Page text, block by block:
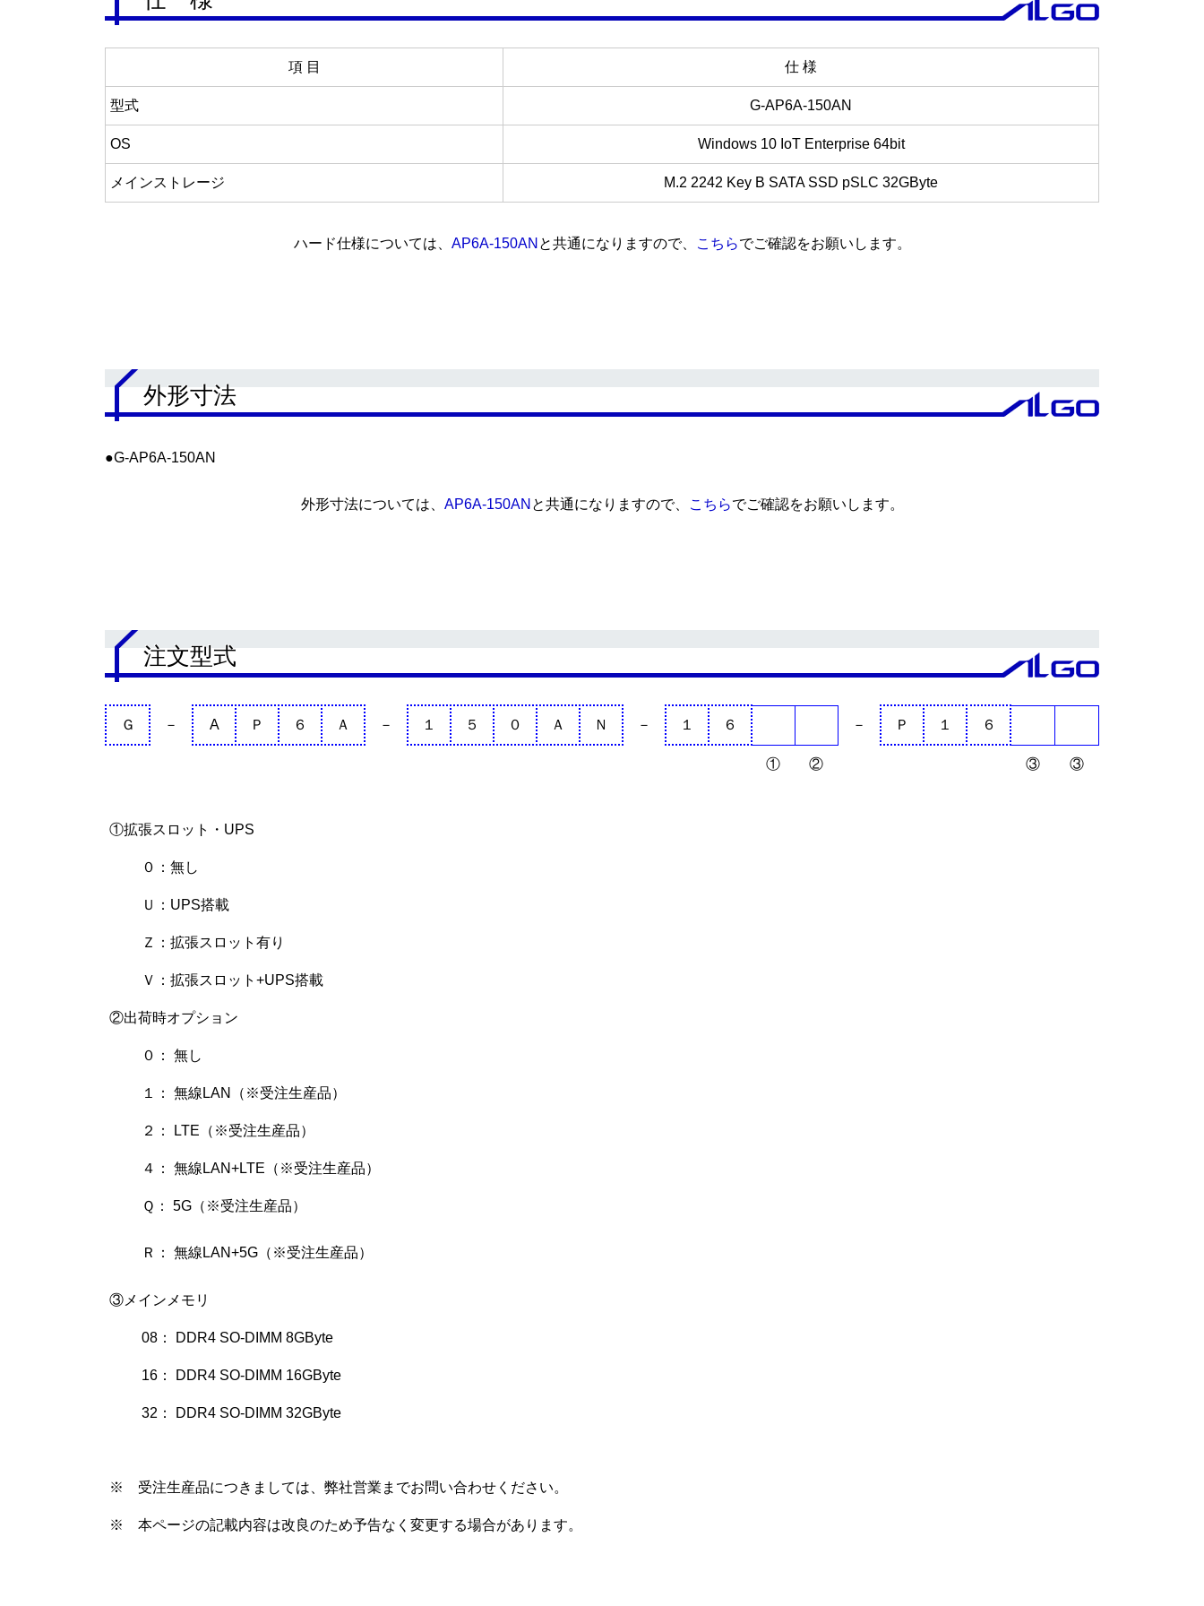
項 目 仕 様
型式 G-AP6A-150AN
OS Windows 10 IoT Enterprise 64bit
メインストレージ M.2 2242 Key B SATA SSD pSLC 32GByte
ハード仕様については、 AP6A-150AN と共通になりますので、 こちらでご確認をお願いします。
外形寸法
●G-AP6A-150AN
外形寸法については、 AP6A-150AN と共通になりますので、 こちらでご確認をお願いします。
注文型式
Ｇ － A Ｐ ６ Ａ － １ ５ ０ Ａ Ｎ － １ ６ － Ｐ １ ６
① ② ③ ③
①拡張スロット・UPS
０：無し
Ｕ：UPS搭載
Ｚ：拡張スロット有り
Ｖ：拡張スロット+UPS搭載
②出荷時オプション
０： 無し
１： 無線LAN（※受注生産品）
２： LTE（※受注生産品）
４： 無線LAN+LTE（※受注生産品）
Ｑ： 5G（※受注生産品）
Ｒ： 無線LAN+5G（※受注生産品）
③メインメモリ
08： DDR4 SO-DIMM 8GByte
16： DDR4 SO-DIMM 16GByte
32： DDR4 SO-DIMM 32GByte
※ 受注生産品につきましては、弊社営業までお問い合わせください。
※ 本ページの記載内容は改良のため予告なく変更する場合があります。